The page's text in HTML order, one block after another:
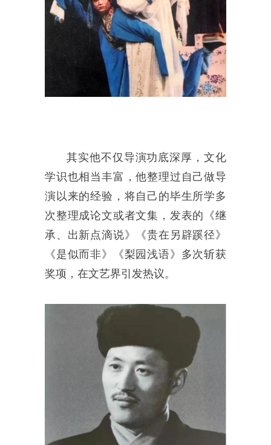
其实他不仅导演功底深厚，文化
学识也相当丰富，他整理过自己做导
演以来的经验，将自己的毕生所学多
次整理成论文或者文集，发表的《继
承、出新点滴说》《贵在另辟蹊径》
《是似而非》《梨园浅语》多次斩获
奖项，在文艺界引发热议。